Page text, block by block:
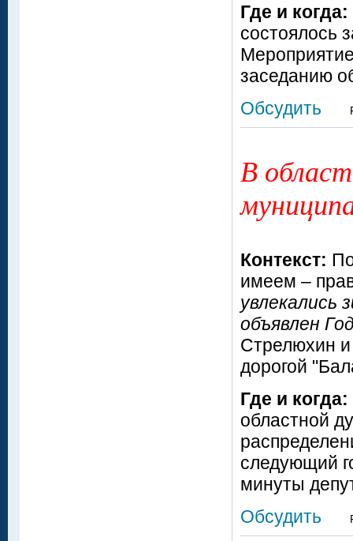
Где и когда:
состоялось
заседанию
Обсудить
В
Контекст:
имеем –
увлекались
объявлен
Стрелюхин и
дорогой
Где и когда:
областной
следующий
минуты
Обсудить